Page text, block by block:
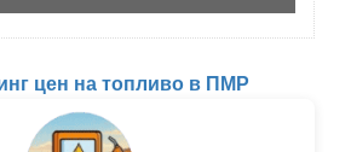
цен на топливо в ПМР